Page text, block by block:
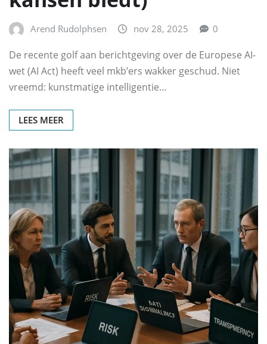
Arend Rudolphsen nov 28, 2025 0
De recente golf aan berichtgeving over de Europese AI-
wet (AI Act) heeft veel mkb’ers wakker geschud. Niet
vreemd: kunstmatige intelligentie…
LEES MEER